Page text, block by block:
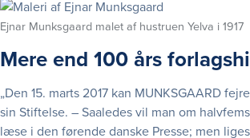
Ejnar Munksgaard malet af hustruen Yelva i 1917
Mere end 100 års
„Den 15. marts 2017 kan MUNKSGAARD
sin Stiftelse. – Saaledes vil man om
læse i den førende danske Presse; men